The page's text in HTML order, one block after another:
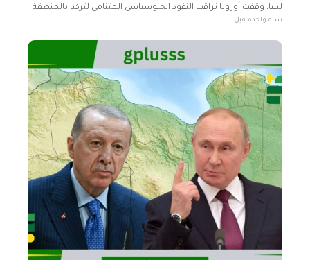
ليبيا، وقفت أوروبا تراقب النفوذ الجيوسياسي المتنامي لتركيا بالمنطقة
في حيرة من أمرها. وعملت تركيا بنشاط على تعزيز
سنة واحدة قبل